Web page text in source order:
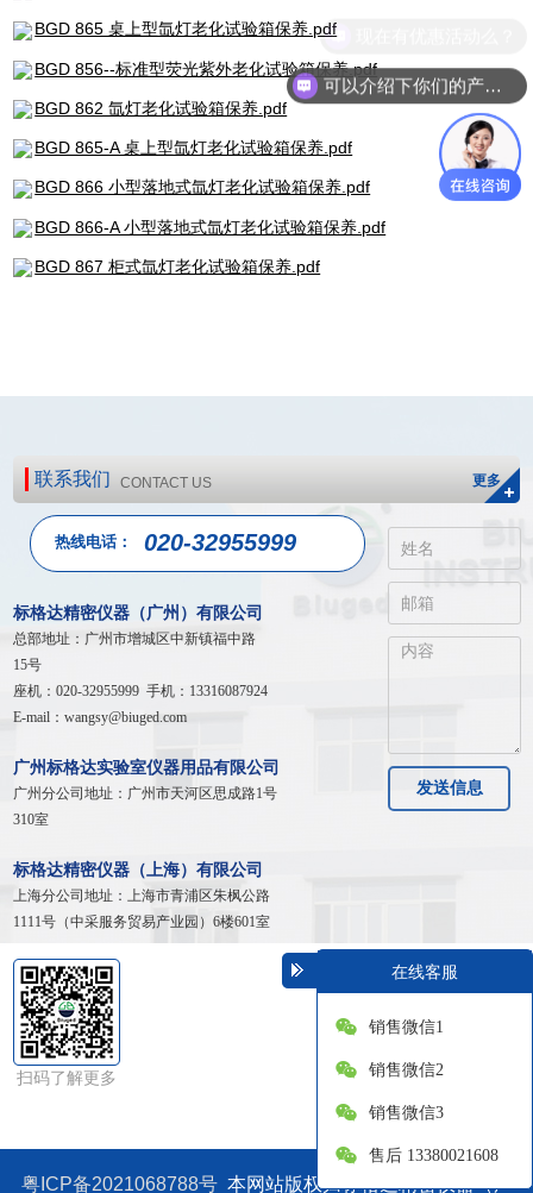
BGD 865 桌上型氙灯老化试验箱保养.pdf
BGD 856--标准型荧光紫外老化试验箱保养.pdf
BGD 862 氙灯老化试验箱保养.pdf
BGD 865-A 桌上型氙灯老化试验箱保养.pdf
BGD 866 小型落地式氙灯老化试验箱保养.pdf
BGD 866-A 小型落地式氙灯老化试验箱保养.pdf
BGD 867 柜式氙灯老化试验箱保养.pdf
联系我们 CONTACT US 更多
热线电话： 020-32955999
标格达精密仪器（广州）有限公司
总部地址：广州市增城区中新镇福中路
15号
座机：020-32955999 手机：13316087924
E-mail：wangsy@biuged.com
广州标格达实验室仪器用品有限公司
广州分公司地址：广州市天河区思成路1号
310室
标格达精密仪器（上海）有限公司
上海分公司地址：
上海市青浦区朱枫公路
1111号（中采服务贸易产业园）6楼601室
扫码了解更多
发送信息
粤ICP备2021068788号本网站版权归标格达精密仪器（广
在线客服
销售微信1
销售微信2
销售微信3
售后 13380021608
可以介绍下你们的产品么？